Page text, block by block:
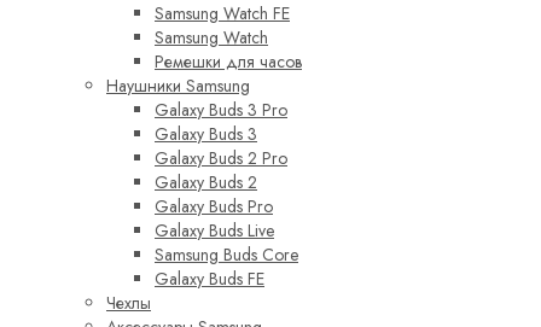
Samsung Watch FE
Samsung Watch
Ремешки для часов
Наушники Samsung
Galaxy Buds 3 Pro
Galaxy Buds 3
Galaxy Buds 2 Pro
Galaxy Buds 2
Galaxy Buds Pro
Galaxy Buds Live
Samsung Buds Core
Galaxy Buds FE
Чехлы